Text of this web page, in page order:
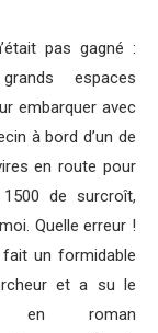
pas gagné :
espaces
embarquer avec
à bord d’un de
en route pour
de surcroît,
Quelle erreur !
fait un formidable
et a su le
en roman